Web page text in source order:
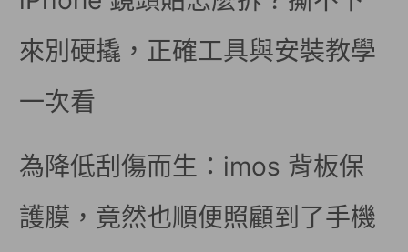
來別硬撬，正確工具與安裝教學
一次看
為降低刮傷而生：imos 背板保
護膜，竟然也順便照顧到了手機